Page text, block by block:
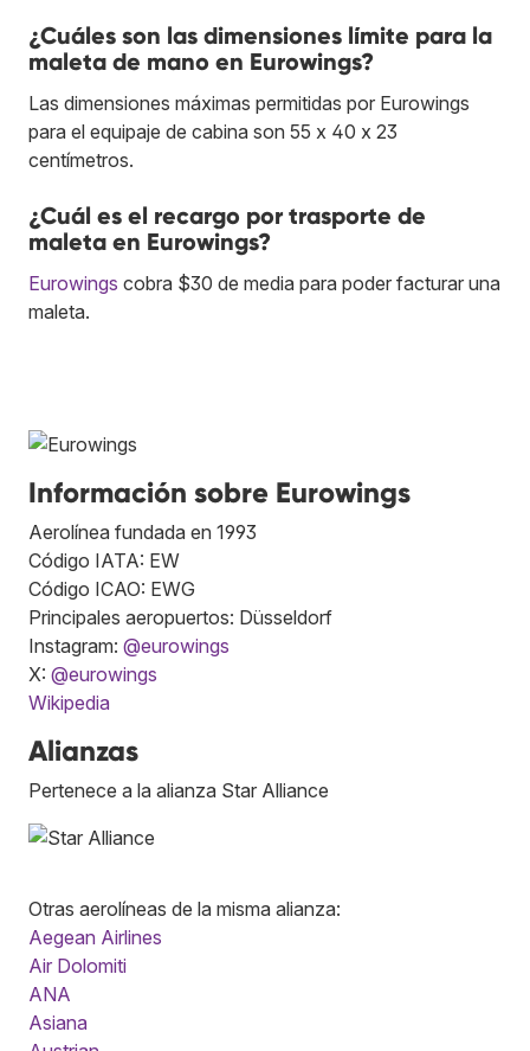
¿Cuáles son las dimensiones límite para la
maleta de mano en Eurowings?
Las dimensiones máximas permitidas por Eurowings
para el equipaje de cabina son 55 x 40 x 23
centímetros.
¿Cuál es el recargo por trasporte de
maleta en Eurowings?
Eurowings cobra $30 de media para poder facturar una
maleta.
Información sobre Eurowings
Aerolínea fundada en 1993
Código IATA: EW
Código ICAO: EWG
Principales aeropuertos: Düsseldorf
Instagram: @eurowings
X: @eurowings
Wikipedia
Alianzas
Pertenece a la alianza Star Alliance
Otras aerolíneas de la misma alianza:
Aegean Airlines
Air Dolomiti
ANA
Asiana